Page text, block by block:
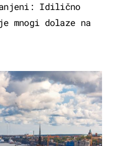
Idilično
mnogi dolaze na